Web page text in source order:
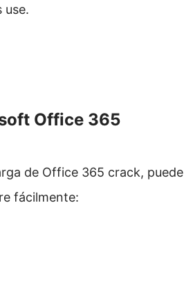
use.
Office 365
de Office 365 crack, puede
fácilmente: